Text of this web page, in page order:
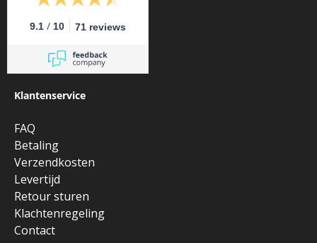
9.1 / 10 71 reviews
Klantenservice
FAQ
Betaling
Verzendkosten
Levertijd
Retour sturen
Klachtenregeling
Contact